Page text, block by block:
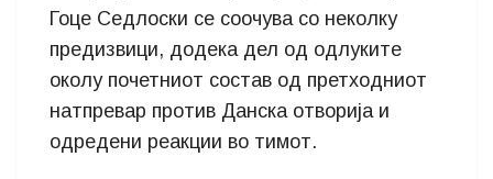
Гоце Седлоски се соочува со неколку
предизвици, додека дел од одлуките
околу почетниот состав од претходниот
натпревар против Данска отворија и
одредени реакции во тимот.